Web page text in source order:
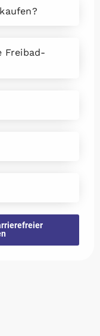
Freibad-